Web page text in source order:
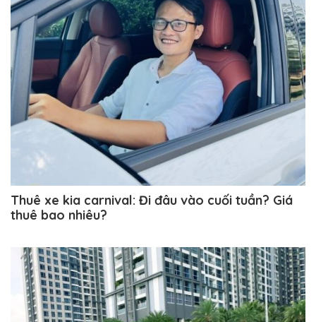
Thuê xe kia carnival: Đi đâu vào cuối tuần? Giá
thuê bao nhiêu?